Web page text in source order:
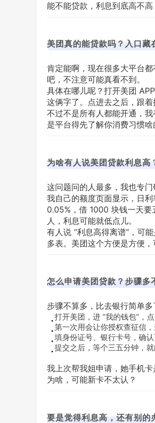
能不能贷款，利息到底高不高
美团真的能贷款吗？入口藏
肯定能啊，现在很多大平台
吧，不注意可能真看不到。
具体在哪儿呢？打开美团
这俩字了。点进去之后，跟
不过不是所有人都能开通，
是平台得先了解你消费习惯啥
为啥有人说美团贷款利息高
这问题问的人最多，我也专
我自己的额度页面显示，日
0.05%，借 1000 块钱一天要
人，利息可能就低点儿。
有人说 “利息高得离谱”，可
多表。美团这个方便是方便
怎么申请美团贷款？步骤多
步骤不算多，比去银行简单多
打开美团，进 “我的钱包”，点
第一次用会让你授权查征信
填身份证号、银行卡号，确
提交之后，等个三五分钟，
我上次帮我姐申请，她手机
为啥，可能新卡不太认？
要是觉得利息高，还有别的